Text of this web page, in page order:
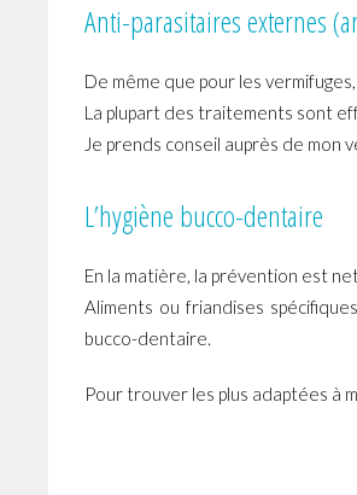
Anti-parasitaires externes
De même que pour les
La plupart des traitements sont
Je prends conseil auprès de mon
L’hygiène bucco-dentaire
En la matière, la prévention est
Aliments ou friandises
bucco-dentaire.
Pour trouver les plus adaptées à